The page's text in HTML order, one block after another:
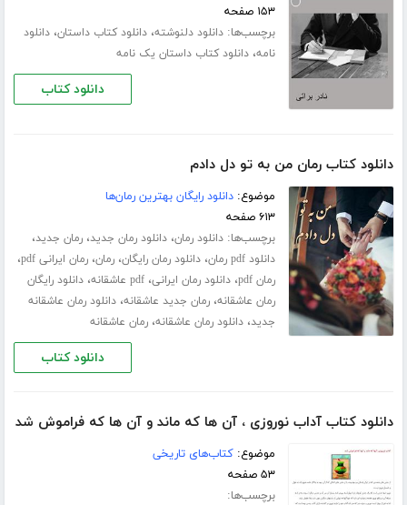
۱۵۳ صفحه
برچسب‌ها:دانلود دلنوشته،دانلود کتاب داستان،دانلود
نامه،دانلود کتاب داستان یک نامه
دانلود کتاب
دانلود کتاب رمان من به تو دل دادم
موضوع:دانلود رایگان بهترین رمان‌ها
۶۱۳ صفحه
برچسب‌ها:دانلود رمان،دانلود رمان جدید،رمان جدید،
دانلود pdf رمان ،دانلود رمان رایگان،رمان،رمان ایرانی pdf ،
رمان pdf ،دانلود رمان ایرانی،pdf عاشقانه ،دانلود رایگان
رمان عاشقانه،رمان جدید عاشقانه،دانلود رمان عاشقانه
جدید،دانلود رمان عاشقانه،رمان عاشقانه
دانلود کتاب
دانلود کتاب آداب نوروزی ، آن ها که ماند و آن ها که فراموش شد
موضوع:کتاب‌های تاریخی
۵۳ صفحه
برچسب‌ها: